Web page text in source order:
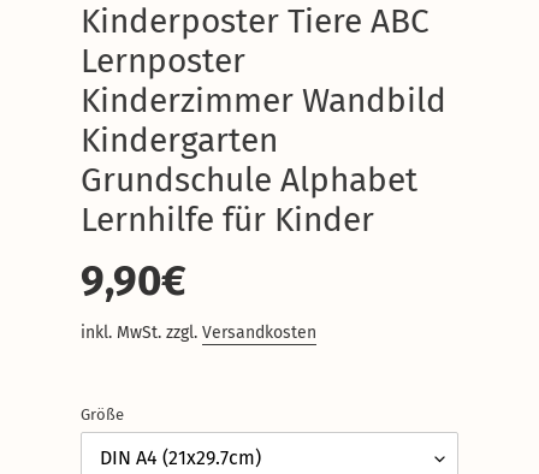
Kinderposter Tiere ABC
Lernposter
Kinderzimmer Wandbild
Kindergarten
Grundschule Alphabet
Lernhilfe für Kinder
Normaler
Preis
9,90€
inkl. MwSt. zzgl.Versandkosten
Größe